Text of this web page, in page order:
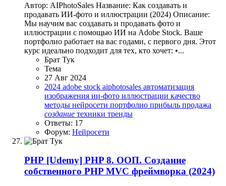
Автор: AIPhotoSales Название: Как создавать и
продавать ИИ-фото и иллюстрации (2024) Описание:
Мы научим вас создавать и продавать фото и
иллюстрации с помощью ИИ на Adobe Stock. Ваше
портфолио работает на вас годами, с первого дня. Этот
курс идеально подходит для тех, кто хочет: •...
Брат Тук
Тема
27 Авг 2024
2024 adobe stock aiphotosales автоматизация
изображения ии-фото иллюстрации качество
методы нейросети портфолио прибыль продажа
создание техники тренды
Ответы: 17
Форум: Нейросети
PHP [Udemy] PHP 8. ООП. Создание
собственного PHP MVC фреймворка (2024)